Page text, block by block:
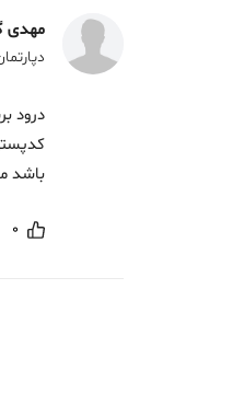
مهدی
درود
باشد
0